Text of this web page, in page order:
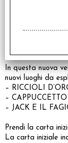
In questa nuova
nuovi luoghi da
– RICCIOLI
–
– JACK E IL
Prendi la carta
La carta iniziale